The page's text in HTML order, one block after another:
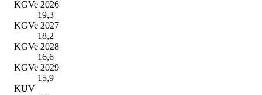
KGVe 2026
19,3
KGVe 2027
18,2
KGVe 2028
16,6
KGVe 2029
15,9
KUV